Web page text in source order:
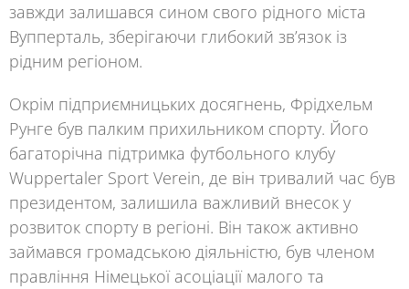
завжди залишався сином свого рідного міста
Вупперталь, зберігаючи глибокий зв’язок із
рідним регіоном.
Окрім підприємницьких досягнень, Фрідхельм
Рунге був палким прихильником спорту. Його
багаторічна підтримка футбольного клубу
Wuppertaler Sport Verein, де він тривалий час був
президентом, залишила важливий внесок у
розвиток спорту в регіоні. Він також активно
займався громадською діяльністю, був членом
правління Німецької асоціації малого та